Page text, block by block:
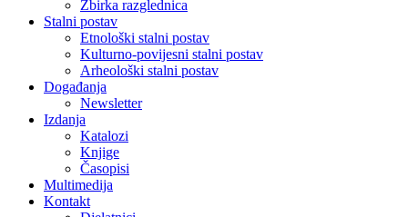
Zbirka razglednica
Stalni postav
Etnološki stalni postav
Kulturno-povijesni stalni postav
Arheološki stalni postav
Događanja
Newsletter
Izdanja
Katalozi
Knjige
Časopisi
Multimedija
Kontakt